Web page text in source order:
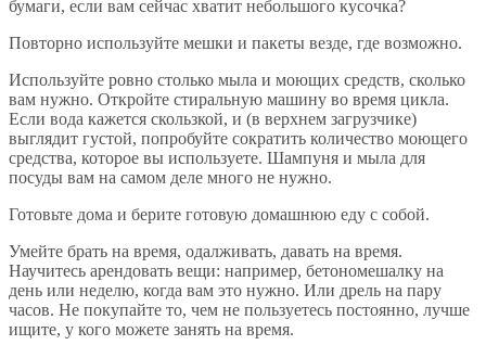
бумаги, если вам сейчас хватит небольшого кусочка?
Повторно используйте мешки и пакеты везде, где возможно.
Используйте ровно столько мыла и моющих средств, сколько
вам нужно. Откройте стиральную машину во время цикла.
Если вода кажется скользкой, и (в верхнем загрузчике)
выглядит густой, попробуйте сократить количество моющего
средства, которое вы используете. Шампуня и мыла для
посуды вам на самом деле много не нужно.
Готовьте дома и берите готовую домашнюю еду с собой.
Умейте брать на время, одалживать, давать на время.
Научитесь арендовать вещи: например, бетономешалку на
день или неделю, когда вам это нужно. Или дрель на пару
часов. Не покупайте то, чем не пользуетесь постоянно, лучше
ищите, у кого можете занять на время.